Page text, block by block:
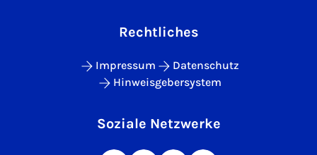
Rechtliches
Impressum
Datenschutz
Hinweisgebersystem
Soziale Netzwerke